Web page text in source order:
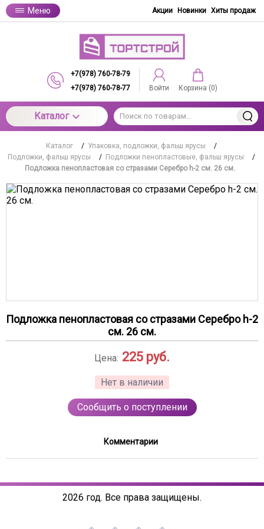
Меню Акции Новинки Хиты продаж
+7(978) 760-78-79
+7(978) 760-78-77
Войти Корзина (0)
Каталог
Каталог / Упаковка, подложки, фальш ярусы
/
Подложки, фальш ярусы
/ Подложки пенопластовые, фальш ярусы
/
Подложка пенопластовая со стразами Серебро h-2 см. 26 см.
Подложка пенопластовая со стразами Серебро h-2
см. 26 см.
Нет в наличии
Цена: 225 руб.
Сообщить о поступлении
Комментарии
2026 год. Все права защищены.